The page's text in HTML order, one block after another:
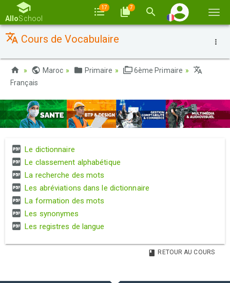
la
AlloSchool
17 7
Cours de Vocabulaire
Maroc Primaire
6ème Primaire
Français
Le dictionnaire
Le classement alphabétique
La recherche des mots
Les abréviations dans le dictionnaire
La formation des mots
Les synonymes
Les registres de langue
RETOUR AU COURS